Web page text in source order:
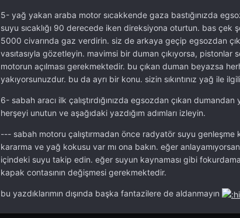
5- yağ yakan araba motor sıcakkende gaza bastığınızda
suyu sıcaklığı 90 derecede iken direksiyona oturtun. bas
5000 civarında gaz verdirin. siz de arkaya geçip egsozdan
vasıtasıyla gözetleyin. mavimsi bir duman çıkıyorsa, pistonlar
motorun açılması gerekmektedir. bu çıkan duman beyazsa
yakıyorsunuzdur. bu da ayrı bir konu. sizin sıkıntınız yağ ile
6- sabah aracı ilk çalıştırdığınızda egsozdan çıkan
herşeyi unutun ve aşağıdaki yazdığım adımları izleyin.
--- sabah motoru çalıştırmadan önce radyatör suyu genleşme
kararma ve yağ kokusu var mı ona bakın. eğer
içindeki suyu takip edin. eğer suyun kaynaması gibi
kapak contasının değişmesi gerekmektedir.
bu yazdıklarımın dışında başka fantazilere de aldanmayın